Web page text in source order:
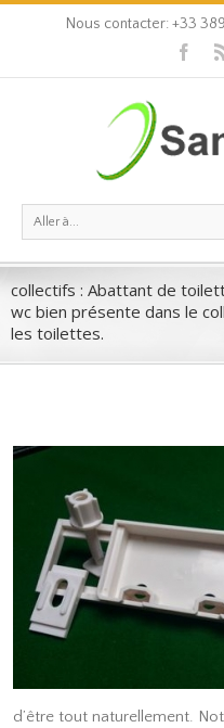
Nous contacter: +33
Aller à...
collectifs : Abattant de
wc bien présente dans le
les toilettes.
d’être tout naturellement.